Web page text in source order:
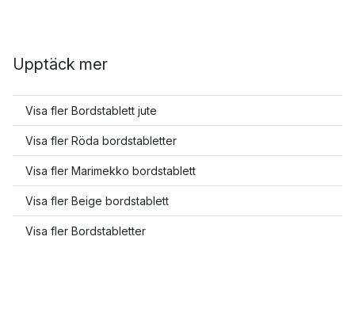
Upptäck mer
Visa fler Bordstablett jute
Visa fler Röda bordstabletter
Visa fler Marimekko bordstablett
Visa fler Beige bordstablett
Visa fler Bordstabletter